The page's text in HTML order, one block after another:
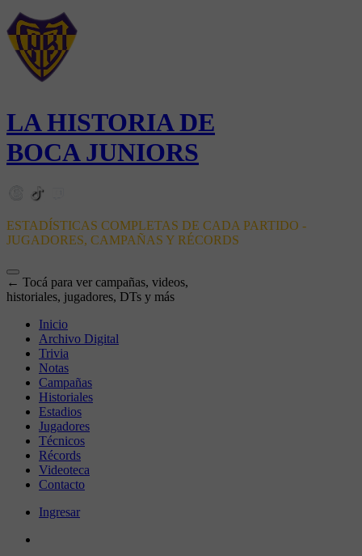
LA HISTORIA DE
BOCA JUNIORS
ESTADÍSTICAS COMPLETAS DE CADA PARTIDO -
JUGADORES, CAMPAÑAS Y RÉCORDS
← Tocá para ver campañas, videos,
historiales, jugadores, DTs y más
Inicio
Archivo Digital
Trivia
Notas
Campañas
Historiales
Estadios
Jugadores
Técnicos
Récords
Videoteca
Contacto
Ingresar